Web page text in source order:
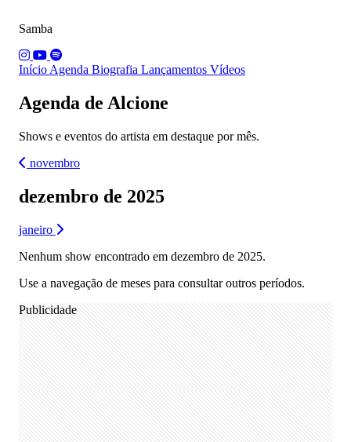
Samba
Início Agenda Biografia Lançamentos Vídeos
Agenda de Alcione
Shows e eventos do artista em destaque por mês.
novembro
dezembro de 2025
janeiro
Nenhum show encontrado em dezembro de 2025.
Use a navegação de meses para consultar outros períodos.
Publicidade